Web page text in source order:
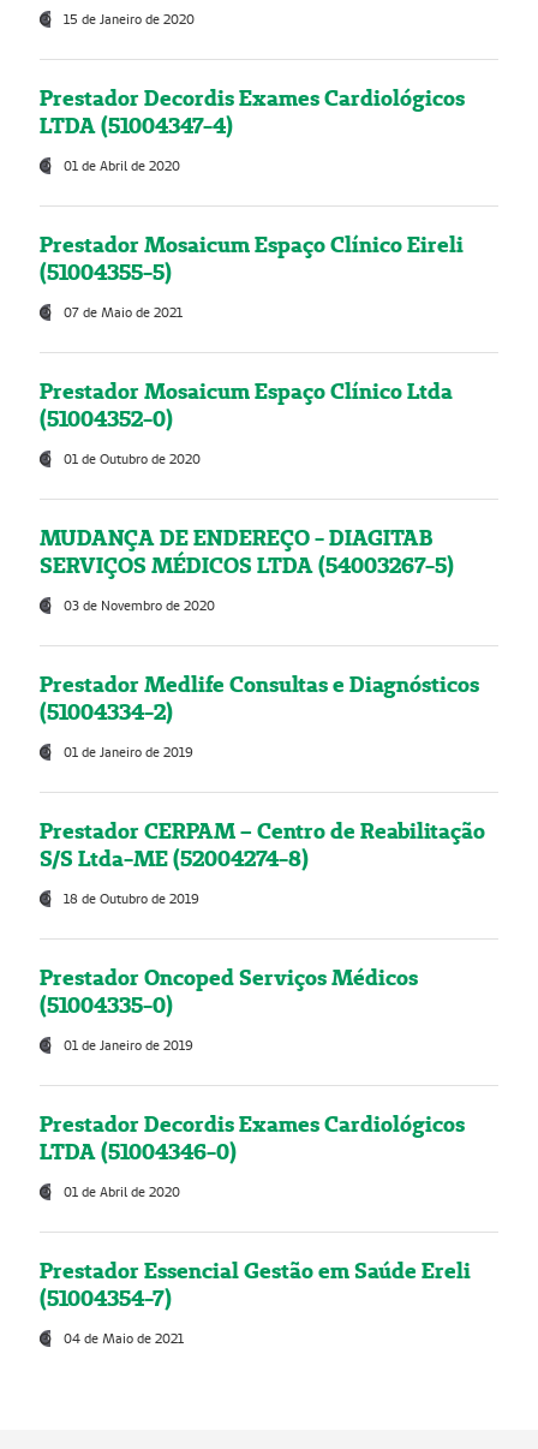
15 de Janeiro de 2020
Prestador Decordis Exames Cardiológicos
LTDA (51004347-4)
01 de Abril de 2020
Prestador Mosaicum Espaço Clínico Eireli
(51004355-5)
07 de Maio de 2021
Prestador Mosaicum Espaço Clínico Ltda
(51004352-0)
01 de Outubro de 2020
MUDANÇA DE ENDEREÇO - DIAGITAB
SERVIÇOS MÉDICOS LTDA (54003267-5)
03 de Novembro de 2020
Prestador Medlife Consultas e Diagnósticos
(51004334-2)
01 de Janeiro de 2019
Prestador CERPAM – Centro de Reabilitação
S/S Ltda-ME (52004274-8)
18 de Outubro de 2019
Prestador Oncoped Serviços Médicos
(51004335-0)
01 de Janeiro de 2019
Prestador Decordis Exames Cardiológicos
LTDA (51004346-0)
01 de Abril de 2020
Prestador Essencial Gestão em Saúde Ereli
(51004354-7)
04 de Maio de 2021